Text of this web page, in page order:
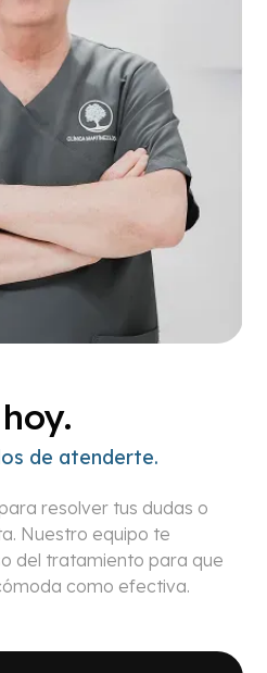
de atenderte.
resolver tus dudas o
Nuestro equipo te
del tratamiento para que
como efectiva.